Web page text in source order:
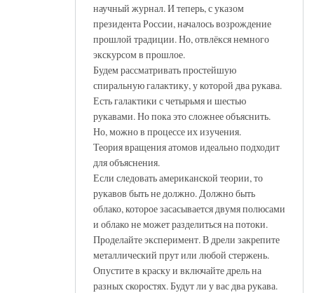
научный журнал. И теперь, с указом
президента России, началось возрождение
прошлой традиции. Но, отвлёкся немного
экскурсом в прошлое.
Будем рассматривать простейшую
спиральную галактику, у которой два рукава.
Есть галактики с четырьмя и шестью
рукавами. Но пока это сложнее объяснить.
Но, можно в процессе их изучения.
Теория вращения атомов идеально подходит
для объяснения.
Если следовать американской теории, то
рукавов быть не должно. Должно быть
облако, которое засасывается двумя полюсами
и облако не может разделиться на потоки.
Проделайте эксперимент. В дрели закрепите
металлический прут или любой стержень.
Опустите в краску и включайте дрель на
разных скоростях. Будут ли у вас два рукава.